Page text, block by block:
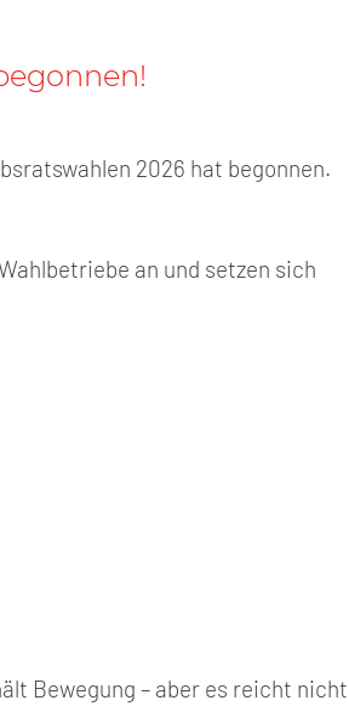
2026 hat begonnen.
an und setzen sich
Bewegung – aber es reicht nicht